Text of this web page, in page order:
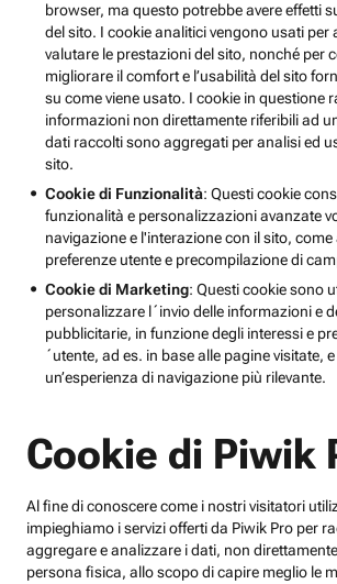
browser, ma questo potrebbe avere effetti
del sito. I cookie analitici vengono usati per
valutare le prestazioni del sito, nonché per
migliorare il comfort e l’usabilità del sito
su come viene usato. I cookie in questione
informazioni non direttamente riferibili ad
dati raccolti sono aggregati per analisi ed
sito.
Cookie di Funzionalità: Questi cookie
funzionalità e personalizzazioni avanzate
navigazione e l'interazione con il sito, come
preferenze utente e precompilazione di
Cookie di Marketing: Questi cookie sono
personalizzare l´invio delle informazioni e
pubblicitarie, in funzione degli interessi e
´utente, ad es. in base alle pagine visitate,
un’esperienza di navigazione più rilevante.
Cookie di Piwik
Al fine di conoscere come i nostri visitatori
impieghiamo i servizi offerti da Piwik Pro per
aggregare e analizzare i dati, non
persona fisica, allo scopo di capire meglio le